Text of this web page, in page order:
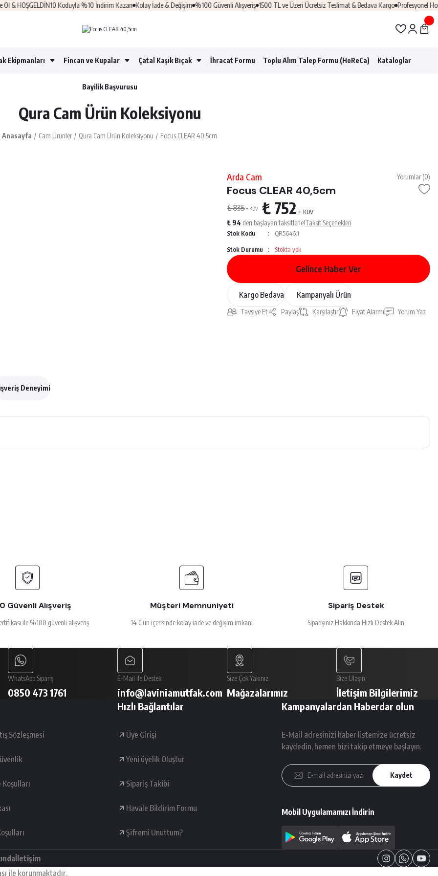
HOŞGELDİN10 Koduyla %10 İndirim Kazan Kolay İade & Değişim %100 Güvenli Alışveriş 1500 TL ve Üzeri Ücretsiz Teslimat & Bedava Kargo Profesyonel Horeca
Ekipmanları Fincan ve Kupalar Çatal Kaşık Bıçak İhracat Formu Toplu Alım Talep Formu (HoReCa) Kataloglar
Bayilik Başvurusu
Qura Cam Ürün Koleksiyonu
Anasayfa Cam Ürünler Qura Cam Ürün Koleksiyonu Focus CLEAR 40,5cm
Arda Cam Yorumlar (0)
Focus CLEAR 40,5cm
₺ 835+ KDV ₺ 752 + KDV
₺ 94 den başlayan taksitlerle!Taksit Seçenekleri
Stok Kodu QR5646.1
Stok Durumu Stokta yok
Gelince Haber Ver
Kargo Bedava Kampanyalı Ürün
Tavsiye Et Paylaş Karşılaştır Fiyat Alarmı Yorum Yaz
Deneyimi
Güvenli Alışveriş
ile %100 güvenli alışveriş
Müşteri Memnuniyeti
14 Gün içerisinde kolay iade ve değişim imkanı
Sipariş Destek
Siparişiniz Hakkında Hızlı Destek Alın
WhatsApp Sipariş
0850 473 1761
E-Mail ile Destek
info@laviniamutfak.com
Size Çok Yakınız
Mağazalarımız
Bize Ulaşın
İletişim Bilgilerimiz
Sözleşmesi
Hızlı Bağlantılar
Üye Girişi
Yeni üyelik Oluştur
Sipariş Takibi
Havale Bildirim Formu
Şifremi Unuttum?
Kampanyalardan Haberdar olun
E-Mail adresinizi haber listemize ücretsiz
kaydedin, hemen bizi takip etmeye başlayın.
Kaydet
Mobil Uygulamamızı İndirin
İletişim
ile korunmaktadır.